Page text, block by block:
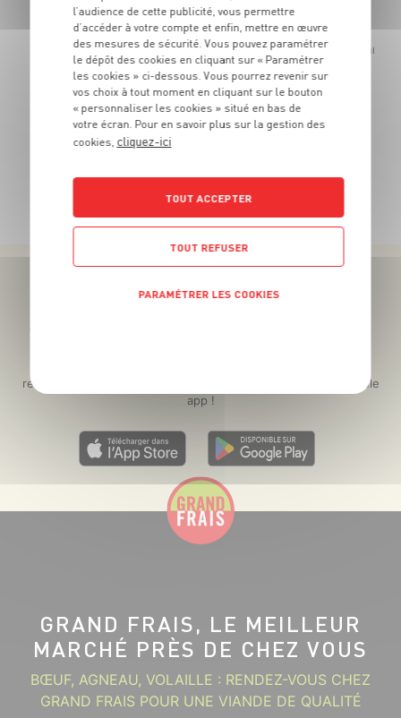
OFFRE APP
11€99
-25%
8 €
99
Le kg
La
Téléchargez l’App pour profiter d’offres exclusives !
recettes gourmandes, des jeux inédits... le tout dans une seule
app !
GRAND FRAIS, LE MEILLEUR
MARCHÉ PRÈS DE CHEZ VOUS
BŒUF, AGNEAU, VOLAILLE : RENDEZ-VOUS CHEZ
GRAND FRAIS POUR UNE VIANDE DE QUALITÉ
l’audience de cette publicité, vous permettre
d’accéder à votre compte et enfin, mettre en œuvre
des mesures de sécurité. Vous pouvez paramétrer
le dépôt des cookies en cliquant sur « Paramétrer
les cookies » ci-dessous. Vous pourrez revenir sur
vos choix à tout moment en cliquant sur le bouton
« personnaliser les cookies » situé en bas de
votre écran. Pour en savoir plus sur la gestion des
cookies, cliquez-ici
TOUT ACCEPTER
TOUT REFUSER
PARAMÉTRER LES COOKIES